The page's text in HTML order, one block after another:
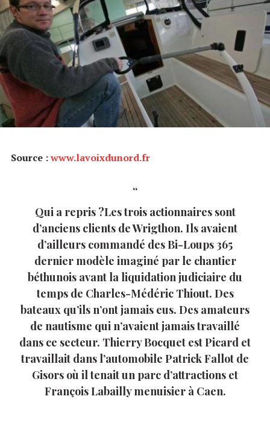
Source :www.lavoixdunord.fr
Qui a repris ?Les trois actionnaires sont
d’anciens clients de Wrigthon. Ils avaient
d’ailleurs commandé des Bi-Loups 365
dernier modèle imaginé par le chantier
béthunois avant la liquidation judiciaire du
temps de Charles-Médéric Thiout. Des
bateaux qu’ils n’ont jamais eus. Des amateurs
de nautisme qui n’avaient jamais travaillé
dans ce secteur. Thierry Bocquet est Picard et
travaillait dans l’automobile Patrick Fallot de
Gisors où il tenait un parc d’attractions et
François Labailly menuisier à Caen.